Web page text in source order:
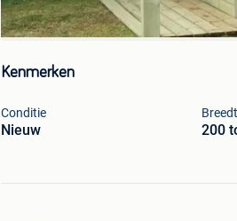
Kenmerken
Conditie
Nieuw 200